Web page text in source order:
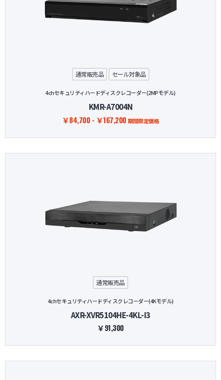
通常販売品 セール対象品
4chセキュリティハードディスクレコーダー(2MPモデル)
KMR-A7004N
￥84,700 - ￥167,200期間限定価格
通常販売品
4chセキュリティハードディスクレコーダー(4Kモデル)
AXR-XVR5104HE-4KL-I3
￥91,300